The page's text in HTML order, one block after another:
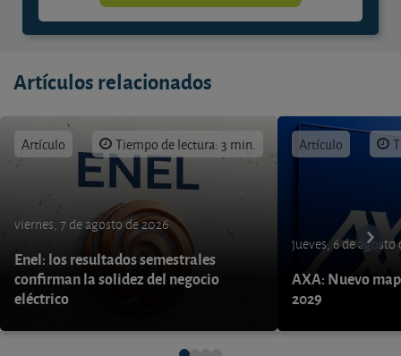
Artículos relacionados
Artículo Tiempo de lectura: 3 min.
viernes, 7 de agosto de 2026
Enel: los resultados semestrales
confirman la solidez del negocio
eléctrico
Artículo
jueves, 6 de agosto
AXA: Nuevo
2029